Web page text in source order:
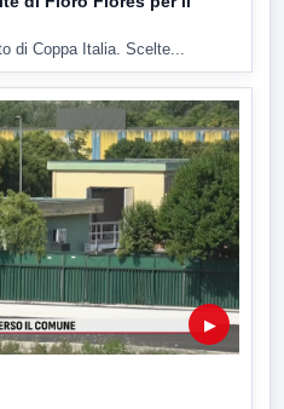
di Coppa Italia. Scelte...
▶